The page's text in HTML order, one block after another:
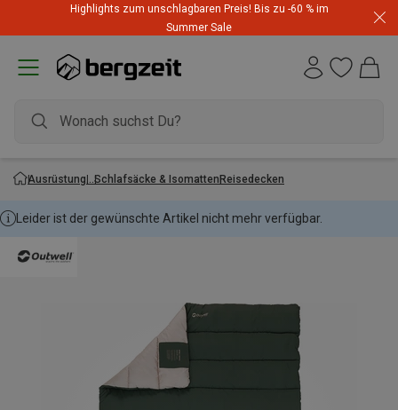
Highlights zum unschlagbaren Preis! Bis zu -60 % im
Summer Sale
Ausrüstung Schlafsäcke & IsomattenReisedecken
Leider ist der gewünschte Artikel nicht mehr verfügbar.